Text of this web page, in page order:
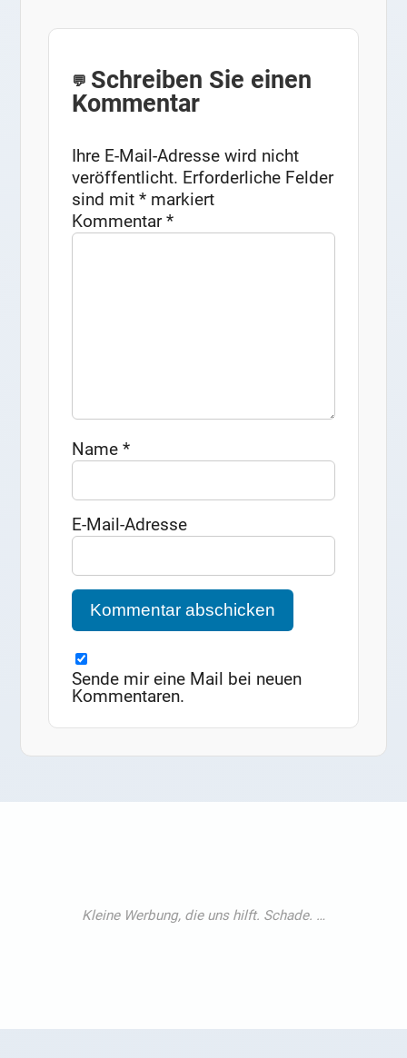
Schreiben Sie einen
Kommentar
Ihre E-Mail-Adresse wird nicht
veröffentlicht. Erforderliche Felder
sind mit* markiert
Kommentar*
Name*
E-Mail-Adresse
Sende mir eine Mail bei neuen
Kommentaren.